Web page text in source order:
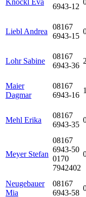
Knöckl Eva
6943-12
Liebl Andrea
08167
6943-15
Lohr Sabine
08167
6943-36
Maier
Dagmar
08167
6943-16
Mehl Erika
08167
6943-35
Meyer Stefan
08167
6943-50
0170
7942402
Neugebauer
Mia
08167
6943-58